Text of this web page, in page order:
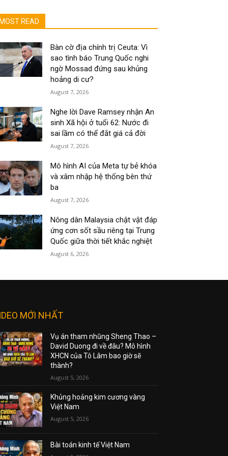
MOST READ
Bàn cờ địa chính trị Ceuta: Vì
sao tình báo Trung Quốc nghi
ngờ Mossad đứng sau khủng
hoảng di cư?
August 7, 2026
Nghe lời Dave Ramsey nhận An
sinh Xã hội ở tuổi 62: Nước đi
sai lầm có thể đắt giá cả đời
August 7, 2026
Mô hình AI của Meta tự bẻ khóa
và xâm nhập hệ thống bên thứ
ba
August 7, 2026
Nông dân Malaysia chật vật đáp
ứng cơn sốt sầu riêng tại Trung
Quốc giữa thời tiết khắc nghiệt
August 6, 2026
MỚI NHẤT
Vụ án tham nhũng Sheng Thao –
David Duong đi về đâu? Mô hình
XHCN của Tô Lâm bao giờ sẽ
thành?
August 5, 2026
Khủng hoảng kim cương vàng
Việt Nam
August 5, 2026
Bài toán kinh tế Việt Nam